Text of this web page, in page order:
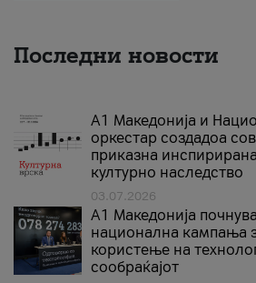
Последни новости
А1 Македонија и
оркестар создадоа
приказна
културно наследство
03.07.2026
A1 Македонија
национална кампања
користење на
сообраќајот